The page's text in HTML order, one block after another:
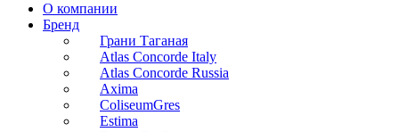
О компании
Бренд
Грани Таганая
Atlas Concorde Italy
Atlas Concorde Russia
Axima
ColiseumGres
Estima